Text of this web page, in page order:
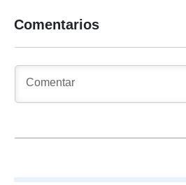
Comentarios